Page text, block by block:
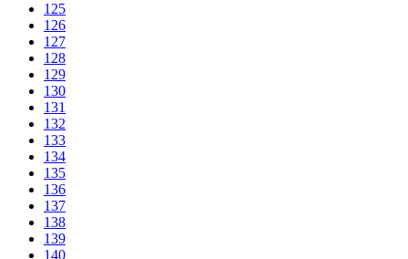
125
126
127
128
129
130
131
132
133
134
135
136
137
138
139
140